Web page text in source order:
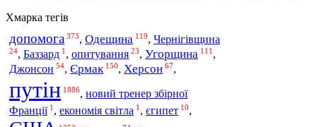
Хмарка тегів
допомога 373, Одещина 119, Чернігівщина
24, Баззард 1 , опитування 23, Угорщина 111 ,
Джонсон 54, Єрмак 150, Херсон 67,
путін 1886, новий тренер збірної
Франції 1 , економія світла 1 , єгипет 10,